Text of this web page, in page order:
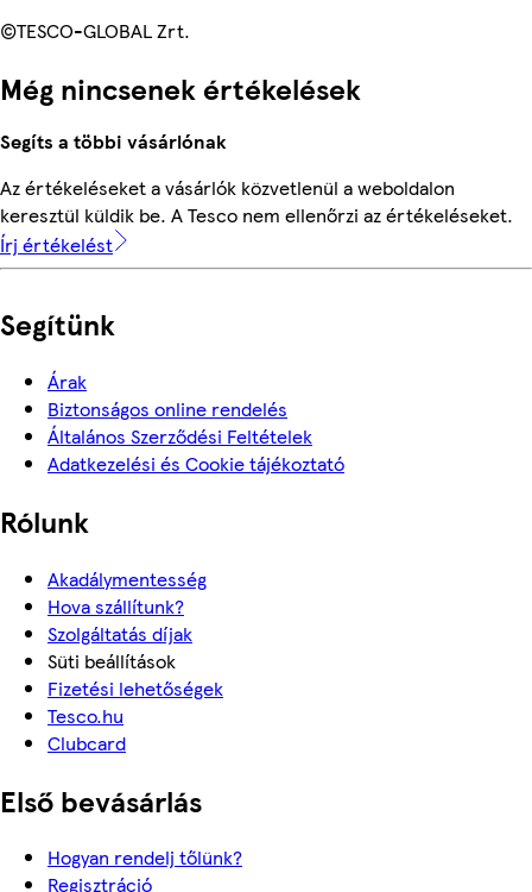
©TESCO-GLOBAL Zrt.
Még nincsenek értékelések
Segíts a többi vásárlónak
Az értékeléseket a vásárlók közvetlenül a weboldalon
keresztül küldik be. A Tesco nem ellenőrzi az értékeléseket.
Írj értékelést
Segítünk
Árak
Biztonságos online rendelés
Általános Szerződési Feltételek
Adatkezelési és Cookie tájékoztató
Rólunk
Akadálymentesség
Hova szállítunk?
Szolgáltatás díjak
Süti beállítások
Fizetési lehetőségek
Tesco.hu
Clubcard
Első bevásárlás
Hogyan rendelj tőlünk?
Regisztráció